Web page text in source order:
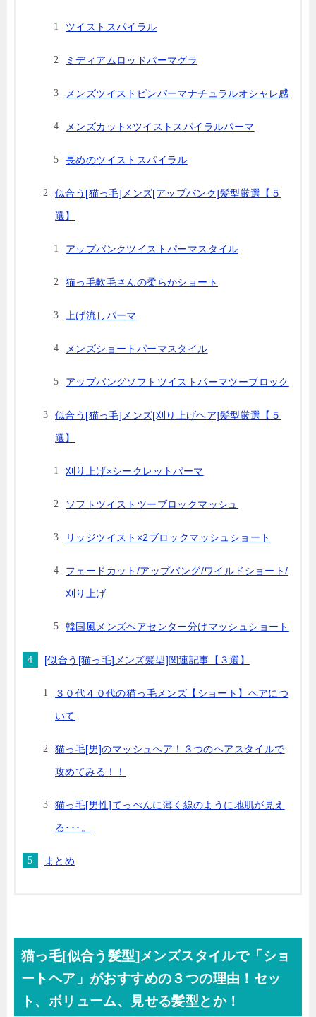
ツイストスパイラル
ミディアムロッドパーマグラ
メンズツイストピンパーマナチュラルオシャレ感
メンズカット×ツイストスパイラルパーマ
長めのツイストスパイラル
似合う[猫っ毛]メンズ[アップバンク]髪型厳選【５
選】
アップバンクツイストパーマスタイル
猫っ毛軟毛さんの柔らかショート
上げ流しパーマ
メンズショートパーマスタイル
アップバングソフトツイストパーマツーブロック
似合う[猫っ毛]メンズ[刈り上げヘア]髪型厳選【５
選】
刈り上げ×シークレットパーマ
ソフトツイストツーブロックマッシュ
リッジツイスト×2ブロックマッシュショート
フェードカット/アップバング/ワイルドショート/
刈り上げ
韓国風メンズヘアセンター分けマッシュショート
[似合う[猫っ毛]メンズ髪型]関連記事【３選】
３０代４０代の猫っ毛メンズ【ショート】ヘアにつ
いて
猫っ毛[男]のマッシュヘア！３つのヘアスタイルで
攻めてみる！！
猫っ毛[男性]てっぺんに薄く線のように地肌が見え
る･･･。
まとめ
猫っ毛[似合う髪型]メンズスタイルで「ショ
ートヘア」がおすすめの３つの理由！セッ
ト、ボリューム、見せる髪型とか！